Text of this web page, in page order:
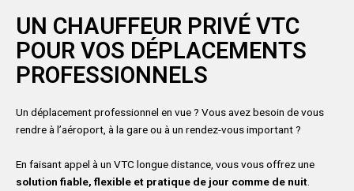
UN CHAUFFEUR PRIVÉ VTC
POUR VOS DÉPLACEMENTS
PROFESSIONNELS
Un déplacement professionnel en vue ? Vous avez besoin de vous
rendre à l’aéroport, à la gare ou à un rendez-vous important ?
En faisant appel à un VTC longue distance, vous vous offrez une
solution fiable, flexible et pratique de jour comme de nuit